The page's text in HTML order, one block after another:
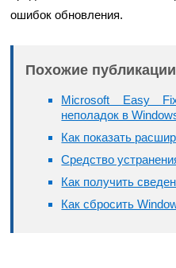
ошибок обновления.
Похожие
Microsoft Easy
неполадок в
Как показать
Средство
Как получить
Как сбросить